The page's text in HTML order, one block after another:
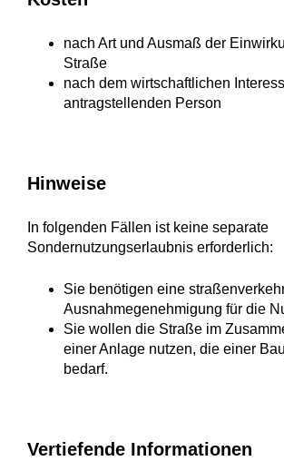
nach Art und Ausmaß der
Straße
nach dem wirtschaftlichen
antragstellenden Person
Hinweise
In folgenden Fällen ist keine separate
Sondernutzungserlaubnis erforderlich:
Sie benötigen eine
Ausnahmegenehmigung für die
Sie wollen die Straße im
einer Anlage nutzen, die einer
bedarf.
Vertiefende Informationen